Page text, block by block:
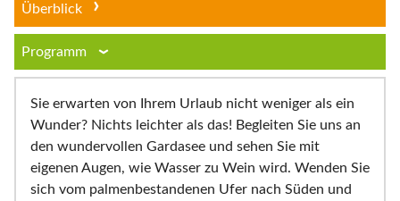
Überblick
Programm
Sie erwarten von Ihrem Urlaub nicht weniger als ein
Wunder? Nichts leichter als das! Begleiten Sie uns an
den wundervollen Gardasee und sehen Sie mit
eigenen Augen, wie Wasser zu Wein wird. Wenden Sie
sich vom palmenbestandenen Ufer nach Süden und